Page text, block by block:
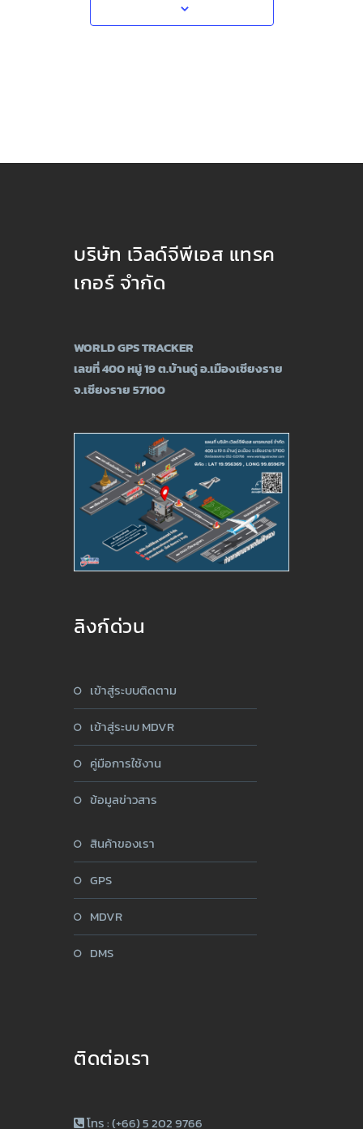
บริษัท เวิลด์จีพีเอส แทรค
เกอร์ จำกัด
WORLD GPS TRACKER
เลขที่ 400 หมู่ 19 ต.บ้านดู่ อ.เมืองเชียงราย
จ.เชียงราย 57100
ลิงก์ด่วน
เข้าสู่ระบบติดตาม
เข้าสู่ระบบ MDVR
คู่มือการใช้งาน
ข้อมูลข่าวสาร
สินค้าของเรา
GPS
MDVR
DMS
ติดต่อเรา
โทร : (+66) 5 202 9766